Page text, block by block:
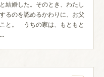
結婚した。そのとき、わたし
るのを認めるかわりに、お父
と。 うちの家は、もともと